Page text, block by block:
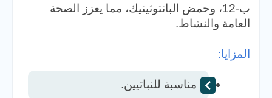
ب-12، وحمض البانتوثينيك، مما يعزز الصحة
العامة والنشاط.
المزايا:
مناسبة للنباتيين.